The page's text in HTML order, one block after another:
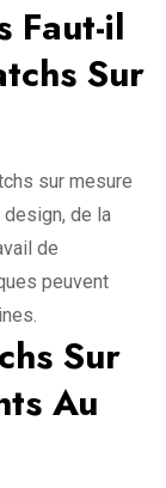
Faut-il
Sur
sur mesure
de la
de
peuvent
Sur
Au